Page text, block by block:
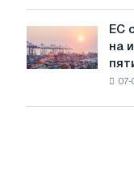
трамвайных
путей
Ярославля
объявил
окончательные
ЕС
на
07-